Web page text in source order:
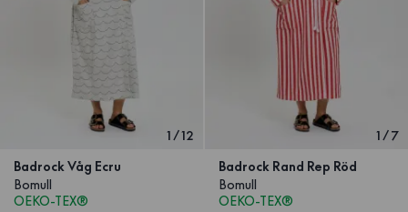
1/12
Badrock Våg Ecru
Bomull
OEKO-TEX®
1/7
Badrock Rand Rep Röd
Bomull
OEKO-TEX®